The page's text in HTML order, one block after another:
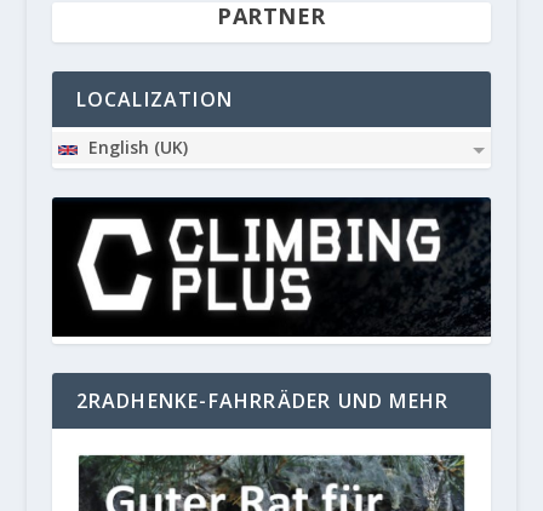
PARTNER
LOCALIZATION
English (UK)
2RADHENKE-FAHRRÄDER UND MEHR